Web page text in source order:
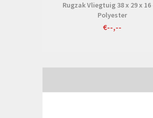
Rugzak Vliegtuig 38 x 29 x 16
Polyester
€--,--